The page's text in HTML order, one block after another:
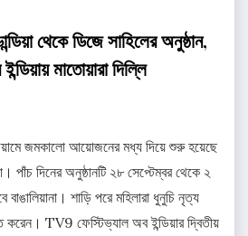
থেকে ডিজে সাহিলের অনুষ্ঠান,
মাতোয়ারা দিল্লি
জমকালো আয়োজনের মধ্য দিয়ে শুরু হয়েছে
পাঁচ দিনের অনুষ্ঠানটি ২৮ সেপ্টেম্বর থেকে ২
শাড়ি পরে মহিলারা ধুনুচি নৃত্য
TV9 ফেস্টিভ্যাল অব ইন্ডিয়ার দ্বিতীয়